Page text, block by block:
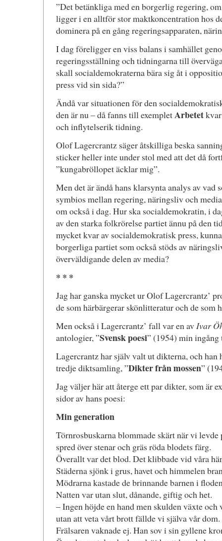
”Det betänkliga med en borgerlig regering,
ligger i en alltför stor maktkoncentration hos
dominera på en gång regeringsapparaten,
I dag föreligger en viss balans i samhället
regeringsställning och tidningarna till
skall socialdemokraterna bära sig åt i
press vid sin sida?”
Ändå var situationen för den
den är nu – då fanns till exempletArbetetkvar
och inflytelserik tidning.
Olof Lagercrantz säger åtskilliga beska
sticker heller inte under stol med att det då
”kungabröllopet äcklar mig”.
Men det är ändå hans klarsynta analys av vad
symbios mellan regering, näringsliv och
om också i dag. Hur ska socialdemokratin, i
av den starka folkrörelse partiet ännu på den
mycket kvar av socialdemokratisk press,
borgerliga partiet som också stöds av
överväldigande delen av media?
* * *
Jag har ganska mycket ur Olof Lagercrantz’
de som härbärgerar skönlitteratur och de som
Men också i Lagercrantz’ fall var en avIvar
antologier, ”Svensk poesi” (1954) min ingång
Lagercrantz har själv valt ut dikterna, och han
tredje diktsamling, ”Dikter från mossen”
Jag väljer här att återge ett par dikter, som är
sidor av hans poesi:
Min generation
Törnrosbuskarna blommade skärt när vi levde
spred över stenar och gräs röda blodets färg.
Överallt var det blod. Det klibbade vid våra
Städerna sjönk i grus, havet och himmelen
Mödrarna kastade de brinnande barnen i
Natten var utan slut, dånande, giftig och het.
– Ingen höjde en hand men skulden växte och
utan att veta vårt brott fällde vi själva vår dom.
Frälsaren vaknade ej. Han sov i sin gyllene